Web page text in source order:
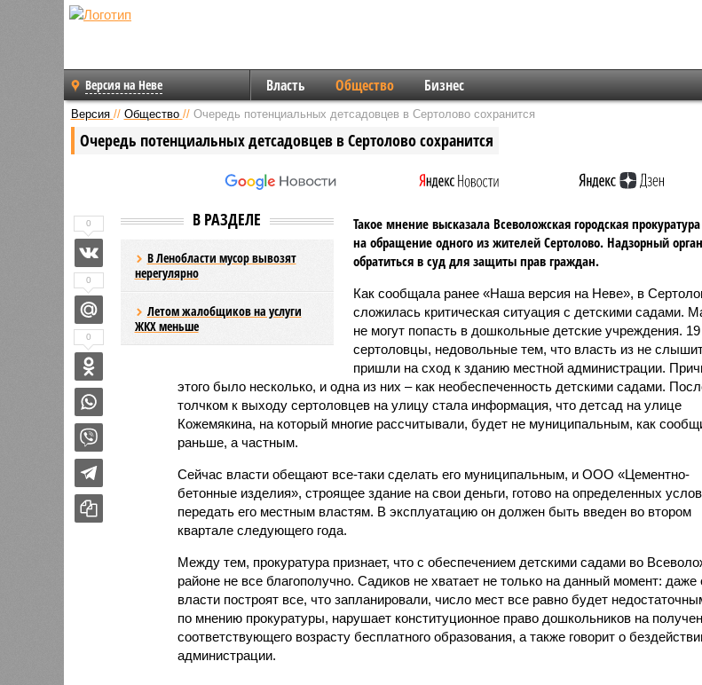
Версия на Неве Власть Общество Бизнес
Версия // Общество // Очередь потенциальных детсадовцев в Сертолово сохранится
Очередь потенциальных детсадовцев в Сертолово сохранится
В РАЗДЕЛЕ
В Ленобласти мусор вывозят
нерегулярно
Летом жалобщиков на услуги
ЖКХ меньше
Такое мнение высказала Всеволожская городская прокуратура
на обращение одного из жителей Сертолово. Надзорный
обратиться в суд для защиты прав граждан.
Как сообщала ранее «Наша версия на Неве», в
сложилась критическая ситуация с детскими садами.
не могут попасть в дошкольные детские учреждения.
сертоловцы, недовольные тем, что власть из не
пришли на сход к зданию местной администрации.
этого было несколько, и одна из них – как необеспеченность детскими садами.
толчком к выходу сертоловцев на улицу стала информация, что детсад на улице
Кожемякина, на который многие рассчитывали, будет не муниципальным, как
раньше, а частным.
Сейчас власти обещают все-таки сделать его муниципальным, и ООО «Цементно-
бетонные изделия», строящее здание на свои деньги, готово на определенных
передать его местным властям. В эксплуатацию он должен быть введен во втором
квартале следующего года.
Между тем, прокуратура признает, что с обеспечением детскими садами во
районе не все благополучно. Садиков не хватает не только на данный момент: даже
власти построят все, что запланировали, число мест все равно будет
по мнению прокуратуры, нарушает конституционное право дошкольников на
соответствующего возрасту бесплатного образования, а также говорит о
администрации.
0
0
0